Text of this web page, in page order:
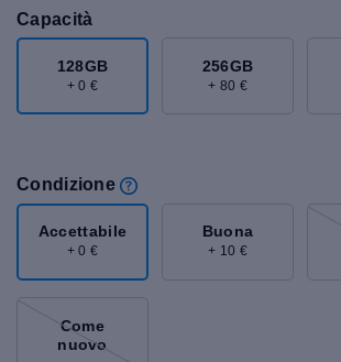
Capacità
128GB
+ 0 €
256GB
+ 80 €
Condizione
Accettabile
+ 0 €
Buona
+ 10 €
Come
nuovo